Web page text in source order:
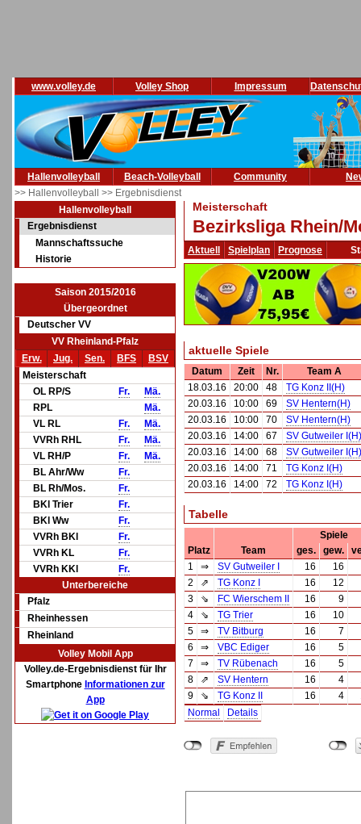
www.volley.de Volley Shop Impressum
Hallenvolleyball Beach-Volleyball Community
>> Hallenvolleyball >> Ergebnisdienst
Hallenvolleyball
Ergebnisdienst
Mannschaftssuche
Historie
Saison 2015/2016
Übergeordnet
Deutscher VV
VV Rheinland-Pfalz
Erw.
Jug. Sen. BFS
BSV
Meisterschaft
OL RP/S
Fr.
Mä.
RPL
Mä.
VL RL
Fr.
Mä.
VVRh RHL
Fr.
Mä.
VL RH/P
Fr.
Mä.
BL Ahr/Ww
Fr.
BL Rh/Mos.
Fr.
BKl Trier
Fr.
BKl Ww
Fr.
VVRh BKl
Fr.
VVRh KL
Fr.
VVRh KKl
Fr.
Unterbereiche
Pfalz
Rheinhessen
Rheinland
Volley Mobil App
Volley.de-Ergebnisdienst für Ihr
Smartphone Informationen zur
App
Meisterschaft
Bezirksliga Rhein/
Aktuell Spielplan Prognose
aktuelle Spiele
Datum Zeit Nr.
Team A
18.03.16
20:00 48
TG Konz II(H)
20.03.16
10:00 69
SV Hentern(H)
20.03.16
10:00 70
SV Hentern(H)
20.03.16
14:00 67
SV Gutweiler I(H)
20.03.16
14:00 68
SV Gutweiler I(H)
20.03.16
14:00 71
TG Konz I(H)
20.03.16
14:00 72 TG Konz I(H)
Tabelle
Spiele
Platz
Team ges. gew.
1
⇒ SV Gutweiler I 16
16
2
⇗ TG Konz I 16
12
3
⇘ FC Wierschem II 16
9
4
⇘ TG Trier 16
10
5
⇒ TV Bitburg 16
7
6
⇒ VBC Ediger 16
5
7
⇒ TV Rübenach 16
5
8
⇗ SV Hentern 16 4
9
⇘ TG Konz II 16 4
Normal
Details